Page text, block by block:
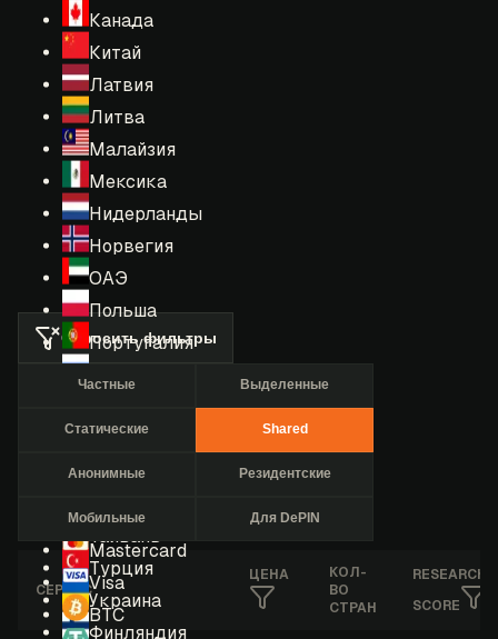
Канада
Китай
Латвия
Литва
Малайзия
Мексика
Нидерланды
Норвегия
ОАЭ
Польша
Португалия
США
Сингапур
Турция
Украина
Финляндия
Mastercard
Visa
BTC
Сбросить фильтры
Частные Выделенные
Статические Shared
Анонимные Резидентские
Мобильные Для DePIN
СЕРВИС
ЦЕНА
КОЛ-
ВО
СТРАН
SCORE